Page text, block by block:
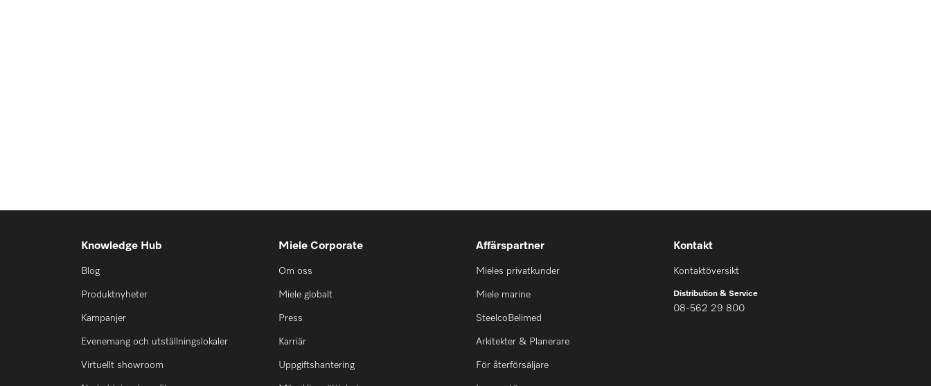
Knowledge Hub
Blog
Produktnyheter
Kampanjer
Evenemang och utställningslokaler
Virtuellt showroom
Miele Corporate
Om oss
Miele globalt
Press
Karriär
Uppgiftshantering
Affärspartner
Mieles privatkunder
Miele marine
SteelcoBelimed
Arkitekter & Planerare
För återförsäljare
Kontakt
Kontaktöversikt
Distribution & Service
08-562 29 800